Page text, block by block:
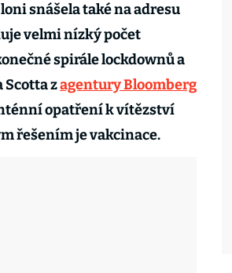
snášela také na adresu
velmi nízký počet
spirále lockdownů a
Scotta zagentury Bloomberg
opatření k vítězství
řešením je vakcinace.